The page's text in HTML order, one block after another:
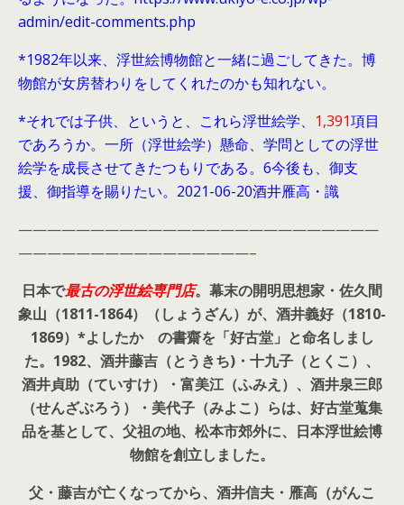
admin/edit-comments.php
*1982年以来、浮世絵博物館と一緒に過ごしてきた。博
物館が女房替わりをしてくれたのかも知れない。
*それでは子供、というと、これら浮世絵学、 1,391項目
であろうか。一所（浮世絵学）懸命、学問としての浮世
絵学を成長させてきたつもりである。6今後も、御支
援、御指導を賜りたい。2021-06-20酒井雁高・識
—————————————————————————
————————————————–
日本で最古の浮世絵専門店。幕末の開明思想家・ 佐久間
象山（1811-1864）（しょうざん）が、酒井義好（1810-
1869）*よしたか の書齋を「好古堂」と命名しまし
た。 1982、酒井藤吉（とうきち)・十九子（とくこ）、
酒井貞助（ていすけ）・富美江（ふみえ）、酒井泉三郎
（せんざぶろう）・美代子（みよこ）らは、好古堂蒐集
品を基として、父祖の地、松本市郊外に、日本浮世絵博
物館を創立しました。
父・藤吉が亡くなってから、酒井信夫・雁高（がんこ